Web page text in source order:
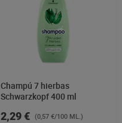
Champú 7 hierbas
Schwarzkopf 400 ml
2,29 € (0,57 €/100 ML.)